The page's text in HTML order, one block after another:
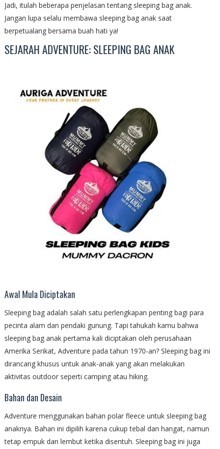
Jadi, itulah beberapa penjelasan tentang sleeping bag anak.
Jangan lupa selalu membawa sleeping bag anak saat
berpetualang bersama buah hati ya!
SEJARAH ADVENTURE: SLEEPING BAG ANAK
Awal Mula Diciptakan
Sleeping bag adalah salah satu perlengkapan penting bagi para
pecinta alam dan pendaki gunung. Tapi tahukah kamu bahwa
sleeping bag anak pertama kali diciptakan oleh perusahaan
Amerika Serikat, Adventure pada tahun 1970-an? Sleeping bag ini
dirancang khusus untuk anak-anak yang akan melakukan
aktivitas outdoor seperti camping atau hiking.
Bahan dan Desain
Adventure menggunakan bahan polar fleece untuk sleeping bag
anaknya. Bahan ini dipilih karena cukup tebal dan hangat, namun
tetap empuk dan lembut ketika disentuh. Sleeping bag ini juga